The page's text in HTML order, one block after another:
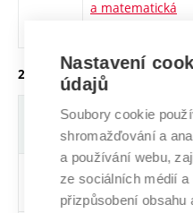
a matematická
2. ročník, zimní semestr
Zkratka Název
Doktorský
seminář 2 (KDS)
Nastavení
údajů
Soubory cookie
shromažďování a
a používání webu,
ze sociálních médií a
přizpůsobení obsahu